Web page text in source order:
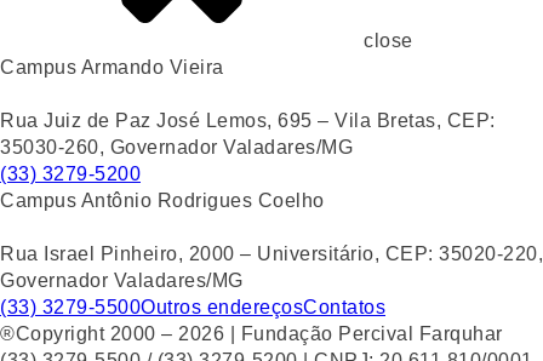
close
Campus Armando Vieira
Rua Juiz de Paz José Lemos, 695 – Vila Bretas, CEP:
35030-260, Governador Valadares/MG
(33) 3279-5200
Campus Antônio Rodrigues Coelho
Rua Israel Pinheiro, 2000 – Universitário, CEP: 35020-220,
Governador Valadares/MG
(33) 3279-5500Outros endereçosContatos
®Copyright 2000 – 2026 | Fundação Percival Farquhar